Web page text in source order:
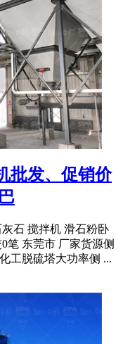
批发、促销价
石 搅拌机 滑石粉卧
笔 东莞市 厂家货源侧
工脱硫塔大功率侧 ...